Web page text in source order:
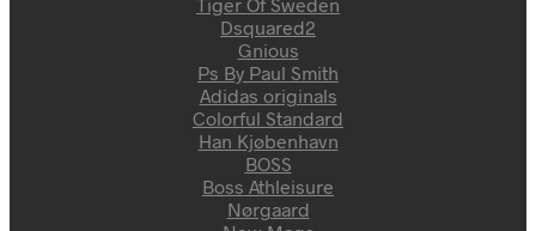
Dsquared2
Gnious
Ps By Paul Smith
Adidas originals
Colorful Standard
Han Kjøbenhavn
BOSS
Boss Athleisure
Nørgaard